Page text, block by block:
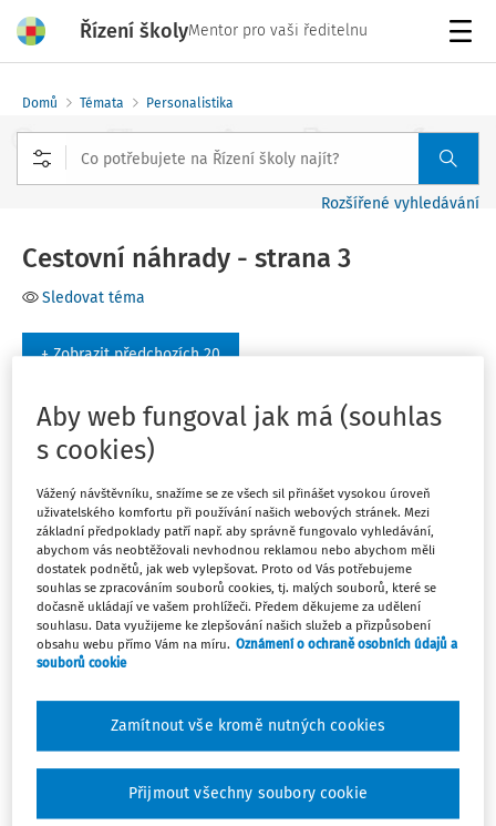
Řízení školyMentor pro vaši ředitelnu
Domů Témata Personalistika
Rozšířené vyhledávání
Cestovní náhrady - strana 3
Sledovat téma
+ Zobrazit předchozích 20
Filtr
Počet vyhledaných dokumentů:44
Řadit podle:
Nejnovější Nejstarší
PRACOVNÍ SITUACE
Zahraniční cesta v případě veřejných škol a
školských zařízení
Podle § 154 zákona č. 262/2006 Sb., v platném znění,
mimo území České republiky. Dobou rozhodnou pro
vznik práva zaměstnance na náhradu cestovních výdajů
Aby web fungoval jak má (souhlas
s cookies)
Vážený návštěvníku, snažíme se ze všech sil přinášet vysokou úroveň
uživatelského komfortu při používání našich webových stránek. Mezi
základní předpoklady patří např. aby správně fungovalo vyhledávání,
abychom vás neobtěžovali nevhodnou reklamou nebo abychom měli
dostatek podnětů, jak web vylepšovat. Proto od Vás potřebujeme
souhlas se zpracováním souborů cookies, tj. malých souborů, které se
dočasně ukládají ve vašem prohlížeči. Předem děkujeme za udělení
souhlasu. Data využijeme ke zlepšování našich služeb a přizpůsobení
obsahu webu přímo Vám na míru. Oznámení o ochraně osobních údajů a
souborů cookie
Zamítnout vše kromě nutných cookies
Přijmout všechny soubory cookie